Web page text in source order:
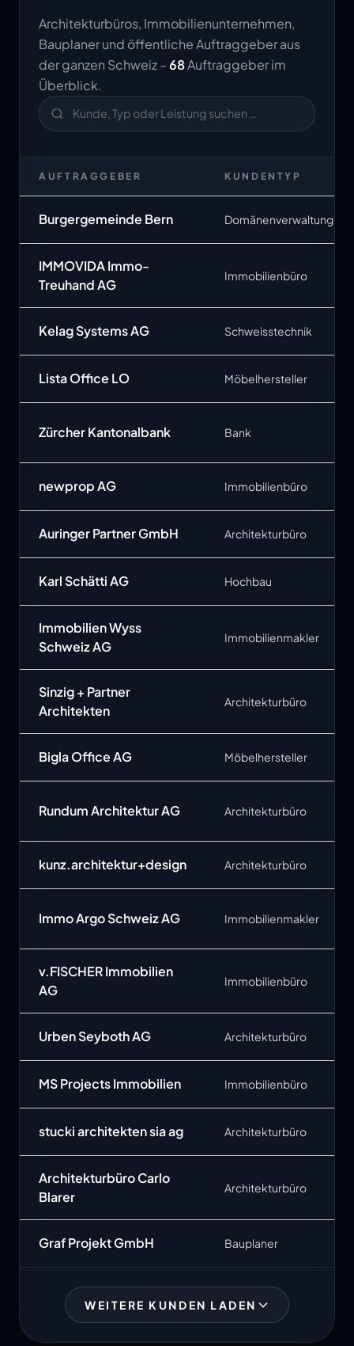
Architekturbüros, Immobilienunternehmen,
Bauplaner und öffentliche Auftraggeber aus
der ganzen Schweiz –68Auftraggeber im
Überblick.
AUFTRAGGEBER KUNDENTYP
Burgergemeinde Bern Domänenverwaltung
IMMOVIDA Immo-
Treuhand AG
Immobilienbüro
Kelag Systems AG Schweisstechnik
Lista Office LO Möbelhersteller
Zürcher Kantonalbank Bank
newprop AG Immobilienbüro
Auringer Partner GmbH Architekturbüro
Karl Schätti AG Hochbau
Immobilien Wyss
Schweiz AG
Immobilienmakler
Sinzig + Partner
Architekten
Architekturbüro
Bigla Office AG Möbelhersteller
Rundum Architektur AG Architekturbüro
kunz.architektur+design Architekturbüro
Immo Argo Schweiz AG Immobilienmakler
v.FISCHER Immobilien
AG
Immobilienbüro
Urben Seyboth AG Architekturbüro
MS Projects Immobilien Immobilienbüro
stucki architekten sia ag Architekturbüro
Architekturbüro Carlo
Blarer
Architekturbüro
Graf Projekt GmbH Bauplaner
WEITERE KUNDEN LADEN